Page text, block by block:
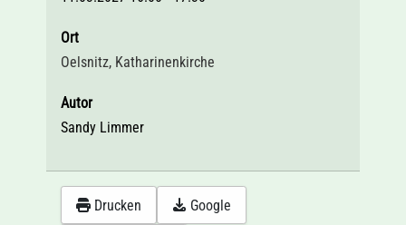
Ort
Oelsnitz, Katharinenkirche
Autor
Sandy Limmer
Drucken Google